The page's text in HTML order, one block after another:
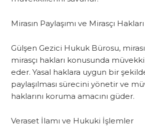
Mirasın Paylaşımı ve Mirasçı Hakları
Gülşen Gezici Hukuk Bürosu,
mirasçı hakları konusunda
eder. Yasal haklara uygun bir
paylaşılması sürecini yönetir ve
haklarını koruma amacını güder.
Veraset İlamı ve Hukuki İşlemler